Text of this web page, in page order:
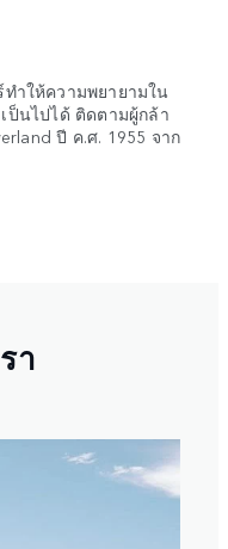
ทำให้ความพยายามใน
ป็นไปได้ ติดตามผู้กล้า
ปี ค.ศ. 1955 จาก
า